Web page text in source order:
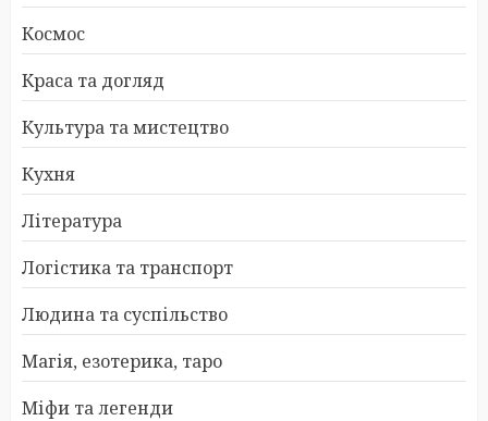
Космос
Краса та догляд
Культура та мистецтво
Кухня
Література
Логістика та транспорт
Людина та суспільство
Магія, езотерика, таро
Міфи та легенди